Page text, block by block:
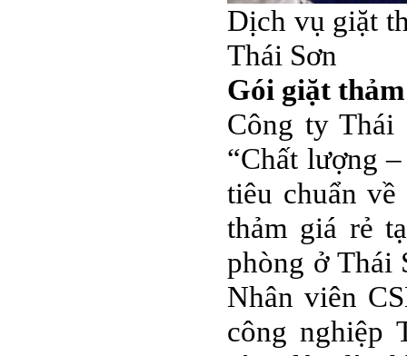
Dịch vụ giặt
Thái Sơn
Gói giặt
Công ty Thái
“Chất lượng
tiêu chuẩn
thảm giá rẻ
phòng ở Thái
Nhân viên
công nghiệp